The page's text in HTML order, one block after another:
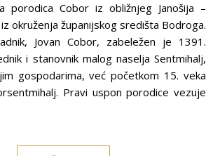
porodica Cobor iz obližnjeg Janošija –
okruženja županijskog središta Bodroga.
Jovan Cobor, zabeležen je 1391.
i stanovnik malog naselja Sentmihalj,
gospodarima, već početkom 15. veka
Pravi uspon porodice vezuje